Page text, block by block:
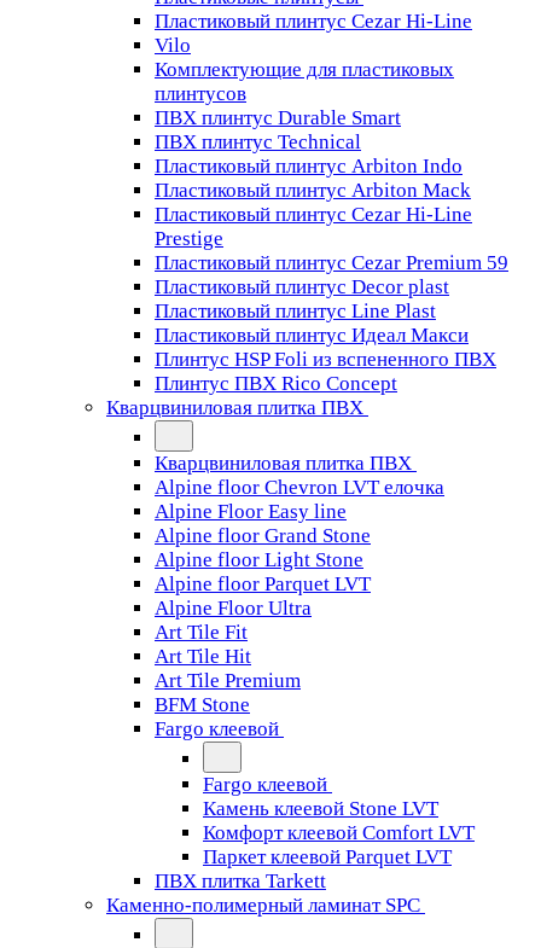
Пластиковый плинтус Cezar Hi-Line
Vilo
Комплектующие для пластиковых
плинтусов
ПВХ плинтус Durable Smart
ПВХ плинтус Technical
Пластиковый плинтус Arbiton Indo
Пластиковый плинтус Arbiton Mack
Пластиковый плинтус Cezar Hi-Line
Prestige
Пластиковый плинтус Cezar Premium 59
Пластиковый плинтус Decor plast
Пластиковый плинтус Line Plast
Пластиковый плинтус Идеал Макси
Плинтус HSP Foli из вспененного ПВХ
Плинтус ПВХ Rico Concept
Кварцвиниловая плитка ПВХ
Кварцвиниловая плитка ПВХ
Alpine floor Chevron LVT елочка
Alpine Floor Easy line
Alpine floor Grand Stone
Alpine floor Light Stone
Alpine floor Parquet LVT
Alpine Floor Ultra
Art Tile Fit
Art Tile Hit
Art Tile Premium
BFM Stone
Fargo клеевой
Fargo клеевой
Камень клеевой Stone LVT
Комфорт клеевой Comfort LVT
Паркет клеевой Parquet LVT
ПВХ плитка Tarkett
Каменно-полимерный ламинат SPC